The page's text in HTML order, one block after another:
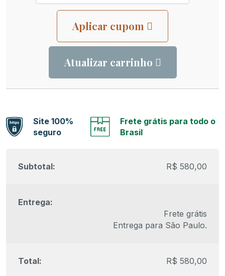
Aplicar cupom
Atualizar carrinho
Site 100%
seguro
Frete grátis para todo o
Brasil
R$ 580,00
Frete grátis
Entrega para São Paulo.
R$ 580,00